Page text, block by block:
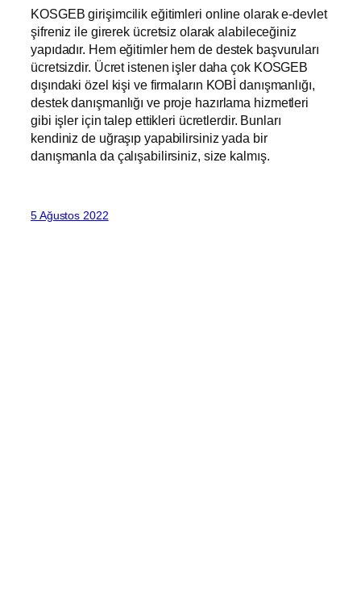
KOSGEB girişimcilik eğitimleri online olarak e-devlet
şifreniz ile girerek ücretsiz olarak alabileceğiniz
yapıdadır. Hem eğitimler hem de destek başvuruları
ücretsizdir. Ücret istenen işler daha çok KOSGEB
dışındaki özel kişi ve firmaların KOBİ danışmanlığı,
destek danışmanlığı ve proje hazırlama hizmetleri
gibi işler için talep ettikleri ücretlerdir. Bunları
kendiniz de uğraşıp yapabilirsiniz yada bir
danışmanla da çalışabilirsiniz, size kalmış.
5 Ağustos 2022